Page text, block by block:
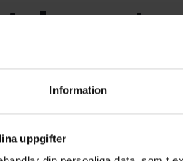
Information
uppgifter
eller anmäla